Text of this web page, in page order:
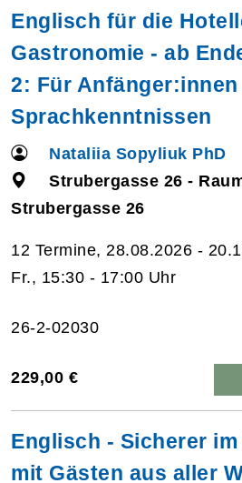
Englisch für die
Gastronomie - ab
2: Für
Sprachkenntnissen
Nataliia Sopyliuk PhD
Strubergasse 26 -
Strubergasse 26
12 Termine, 28.08.2026 -
Fr., 15:30 - 17:00 Uhr
26-2-02030
229,00 €
Englisch - Sicherer
mit Gästen aus aller